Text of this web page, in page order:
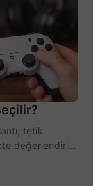
tetik
değerlendirin;